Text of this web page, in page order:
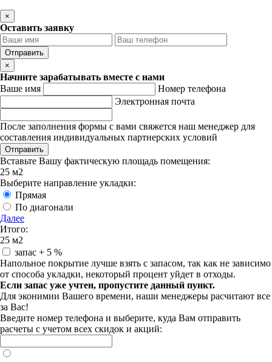
×
Оставить заявку
Отправить
×
Начните зарабатывать вместе с нами
Ваше имя
Номер телефона
Электронная почта
После заполнения формы с вами свяжется наш менеджер для
составления индивидуальных партнерских условий
Вставьте Вашу фактическую площадь помещения:
25 м2
Выберите направление укладки:
Прямая
По диагонали
Далее
Итого:
25 м2
запас + 5 %
Напольное покрытие лучше взять с запасом, так как не зависимо
от способа укладки, некоторый процент уйдет в отходы.
Если запас уже учтен, пропустите данный пункт.
Для эконимии Вашего времени, наши менеджеры расчитают все
за Вас!
Введите номер телефона и выберите, куда Вам отправить
расчеты с учетом всех скидок и акций: